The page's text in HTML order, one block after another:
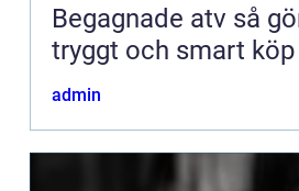
Begagnade atv så gör du ett
tryggt och smart köp
admin